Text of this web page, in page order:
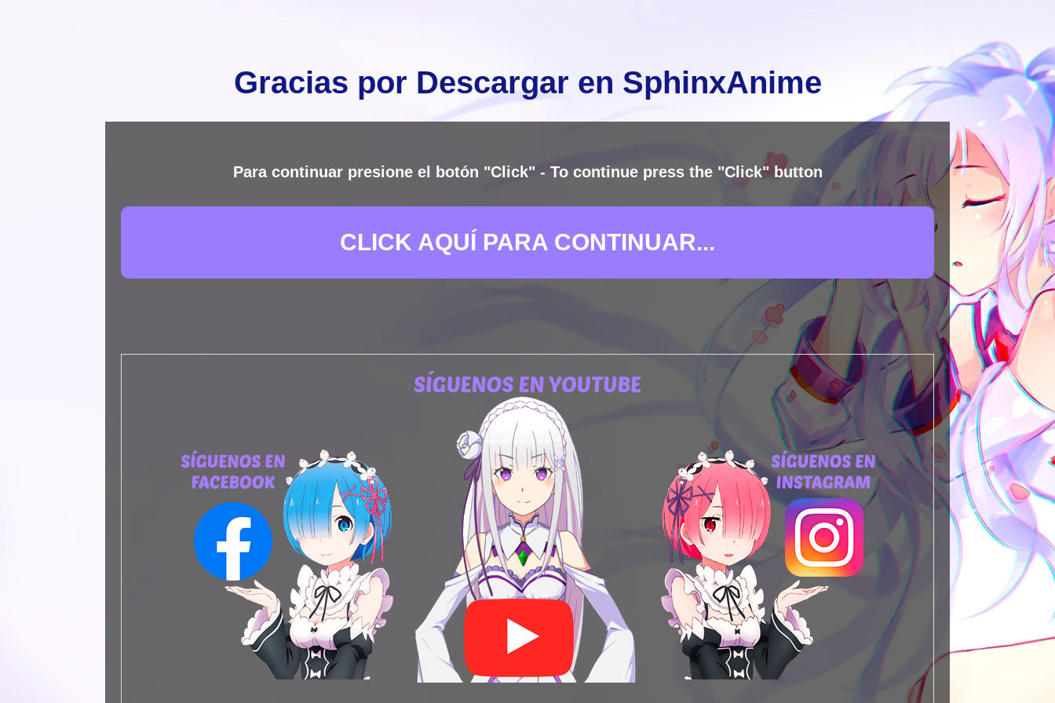
Gracias por Descargar en SphinxAnime
Para continuar presione el botón "Click" - To continue press the "Click" button
CLICK AQUÍ PARA CONTINUAR...